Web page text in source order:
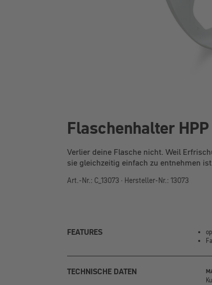
Flaschenhalter HPP
Verlier deine Flasche nicht. Weil
sie gleichzeitig einfach zu entnehmen
Art.-Nr.: C_13073 · Hersteller-Nr.: 13073
FEATURES
TECHNISCHE DATEN